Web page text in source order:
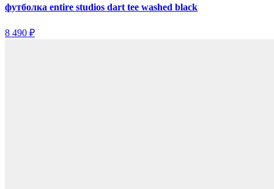
футболка entire studios dart tee washed black
8 490 ₽